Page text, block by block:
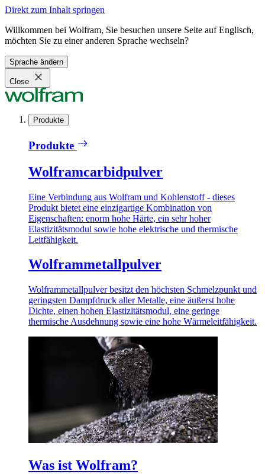
Direkt zum Inhalt springen
Willkommen bei Wolfram, Sie besuchen unsere Seite auf Englisch,
möchten Sie zu einer anderen Sprache wechseln?
Sprache ändern
Close
Produkte
Produkte
Wolframcarbidpulver
Eine Verbindung aus Wolfram und Kohlenstoff - dieses
Produkt bietet eine einzigartige Kombination von
Eigenschaften: enorm hohe Härte, ein sehr hoher
Elastizitätsmodul sowie hohe elektrische und thermische
Leitfähigkeit.
Wolframmetallpulver
Wolframmetallpulver besitzt den höchsten Schmelzpunkt und
geringsten Dampfdruck aller Metalle, eine äußerst hohe
Dichte, einen hohen Elastizitätsmodul, eine geringe
thermische Ausdehnung sowie eine hohe Wärmeleitfähigkeit.
Was ist Wolfram?